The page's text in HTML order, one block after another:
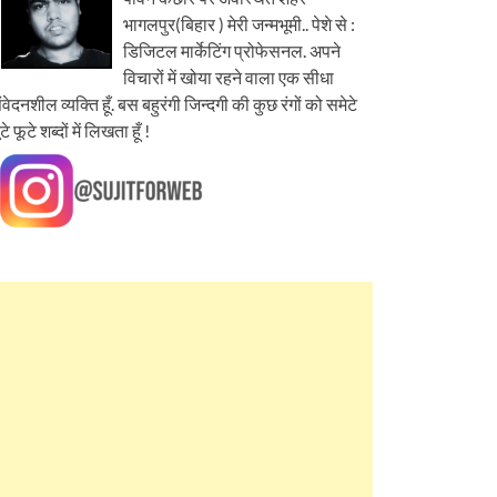
भागलपुर(बिहार ) मेरी जन्मभूमी.. पेशे से :
डिजिटल मार्केटिंग प्रोफेसनल. अपने
विचारों में खोया रहने वाला एक सीधा
व्यक्ति हूँ. बस बहुरंगी जिन्दगी की कुछ रंगों को समेटे
फूटे शब्दों में लिखता हूँ !